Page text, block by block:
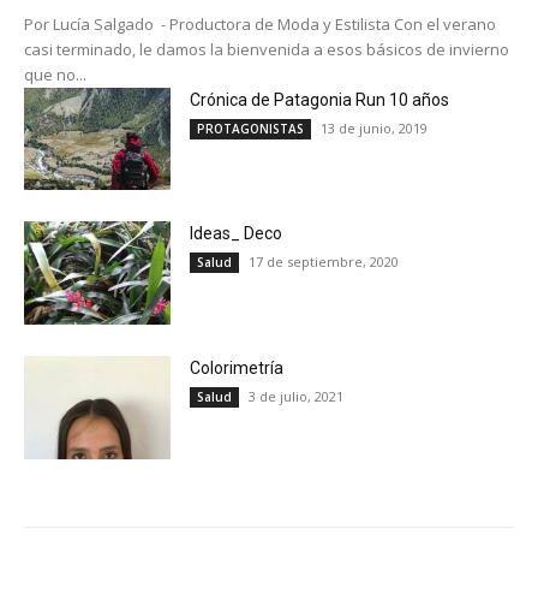
Por Lucía Salgado - Productora de Moda y Estilista Con el verano
casi terminado, le damos la bienvenida a esos básicos de invierno
que no...
Crónica de Patagonia Run 10 años
PROTAGONISTAS 13 de junio, 2019
Ideas_ Deco
Salud 17 de septiembre, 2020
Colorimetría
Salud 3 de julio, 2021